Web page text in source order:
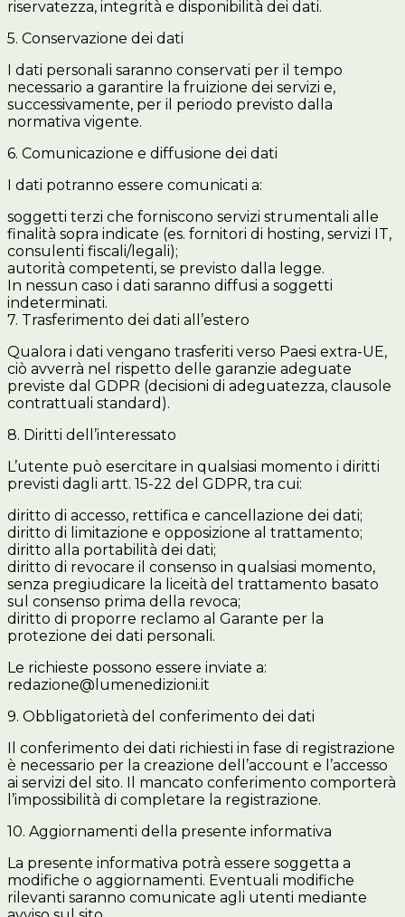
riservatezza, integrità e disponibilità dei dati.
5. Conservazione dei dati
I dati personali saranno conservati per il tempo
necessario a garantire la fruizione dei servizi e,
successivamente, per il periodo previsto dalla
normativa vigente.
6. Comunicazione e diffusione dei dati
I dati potranno essere comunicati a:
soggetti terzi che forniscono servizi strumentali alle
finalità sopra indicate (es. fornitori di hosting, servizi IT,
consulenti fiscali/legali);
autorità competenti, se previsto dalla legge.
In nessun caso i dati saranno diffusi a soggetti
indeterminati.
7. Trasferimento dei dati all’estero
Qualora i dati vengano trasferiti verso Paesi extra-UE,
ciò avverrà nel rispetto delle garanzie adeguate
previste dal GDPR (decisioni di adeguatezza, clausole
contrattuali standard).
8. Diritti dell’interessato
L’utente può esercitare in qualsiasi momento i diritti
previsti dagli artt. 15-22 del GDPR, tra cui:
diritto di accesso, rettifica e cancellazione dei dati;
diritto di limitazione e opposizione al trattamento;
diritto alla portabilità dei dati;
diritto di revocare il consenso in qualsiasi momento,
senza pregiudicare la liceità del trattamento basato
sul consenso prima della revoca;
diritto di proporre reclamo al Garante per la
protezione dei dati personali.
Le richieste possono essere inviate a:
redazione@lumenedizioni.it
9. Obbligatorietà del conferimento dei dati
Il conferimento dei dati richiesti in fase di registrazione
è necessario per la creazione dell’account e l’accesso
ai servizi del sito. Il mancato conferimento comporterà
l’impossibilità di completare la registrazione.
10. Aggiornamenti della presente informativa
La presente informativa potrà essere soggetta a
modifiche o aggiornamenti. Eventuali modifiche
rilevanti saranno comunicate agli utenti mediante